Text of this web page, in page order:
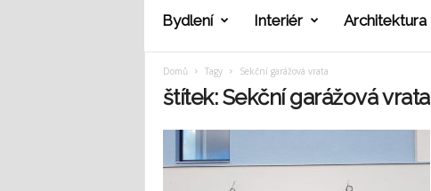
r
Bydlení Interiér Architektura
Domů Tagy Sekční garážová vrata
štítek: Sekční garážová vrata